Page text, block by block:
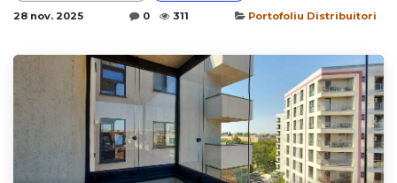
28 nov. 2025 0 311 Portofoliu Distribuitori